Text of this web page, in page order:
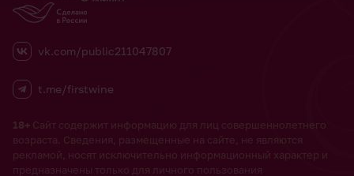
vk.com/public211047807
t.me/firstwine
18+ Сайт содержит информацию для лиц совершеннолетнего
возраста. Сведения, размещенные на сайте, не являются
рекламой, носят исключительно информационный характер и
предназначены только для личного пользования